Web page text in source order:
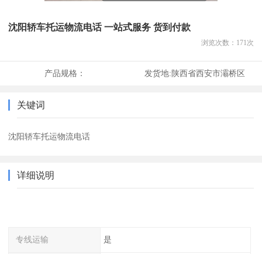
沈阳轿车托运物流电话 一站式服务 货到付款
浏览次数： 171次
产品规格： 发货地:陕西省西安市灞桥区
关键词
沈阳轿车托运物流电话
详细说明
专线运输 是